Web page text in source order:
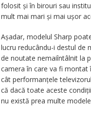
folosit şi în birouri sau
mult mai mari şi mai uşor
Aşadar, modelul Sharp
lucru reducându-i destul de
de noutate nemaiîntâlnit la
camera în care va fi montat
cât performanţele
că dacă toate aceste
nu există prea multe